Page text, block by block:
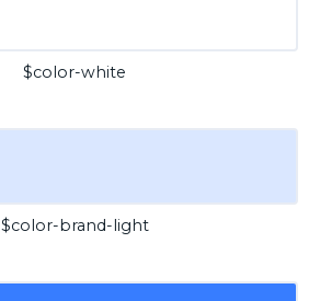
$color-white
$color-brand-light